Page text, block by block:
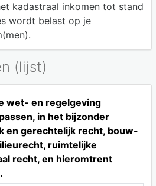
kadastraal inkomen tot stand
wordt belast op je
(lijst)
wet- en regelgeving
in het bijzonder
en gerechtelijk recht, bouw-
ruimtelijke
recht, en hieromtrent